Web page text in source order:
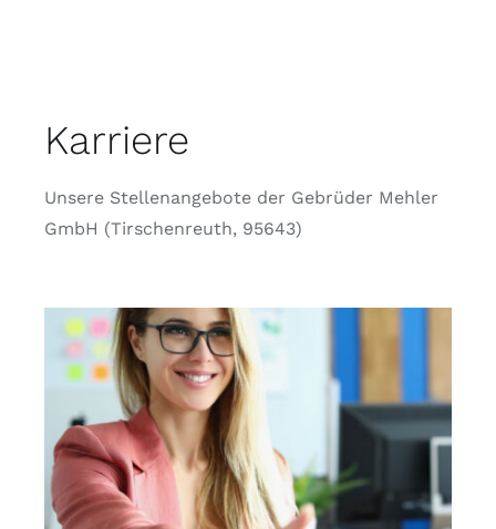
Karriere
Unsere Stellenangebote der Gebrüder Mehler
GmbH (Tirschenreuth, 95643)